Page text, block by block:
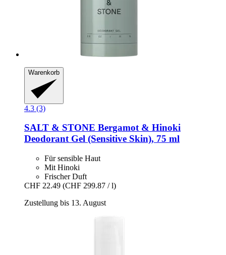
Warenkorb
4.3 (3)
SALT & STONE Bergamot & Hinoki
Deodorant Gel (Sensitive Skin), 75 ml
Für sensible Haut
Mit Hinoki
Frischer Duft
CHF 22.49 (CHF 299.87 / l)
Zustellung bis 13. August